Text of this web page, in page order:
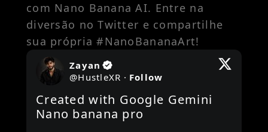
com Nano Banana AI. Entre na
diversão no Twitter e compartilhe
sua própria #NanoBananaArt!
Zayan
@HustleXR · Follow
Created with Google Gemini
Nano banana pro